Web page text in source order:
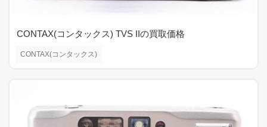
CONTAX(コンタックス)
CONTAX(コンタックス) TVS IIの買取価格